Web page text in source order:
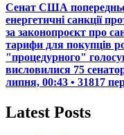
Сенат США
енергетичні санкції
за законопроєкт про
тарифи для покупців
"процедурного"
висловилися 75
липня, 00:43 • 31817
Latest Posts